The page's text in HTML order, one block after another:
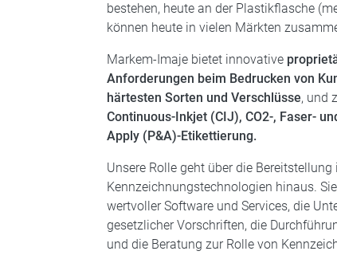
bestehen, heute an der Plastikflasche
können heute in vielen Märkten
Markem-Imaje bietet innovative
Anforderungen beim Bedrucken von
härtesten Sorten und Verschlüsse, und
Continuous-Inkjet (CIJ), CO2-, Faser-
Apply (P&A)-Etikettierung.
Unsere Rolle geht über die
Kennzeichnungstechnologien hinaus.
wertvoller Software und Services, die
gesetzlicher Vorschriften, die
und die Beratung zur Rolle von